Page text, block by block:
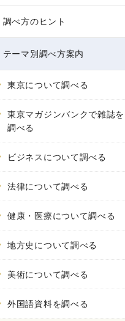
調べ方のヒント
テーマ別調べ方案内
東京について調べる
東京マガジンバンクで雑誌を
調べる
ビジネスについて調べる
法律について調べる
健康・医療について調べる
地方史について調べる
美術について調べる
外国語資料を調べる